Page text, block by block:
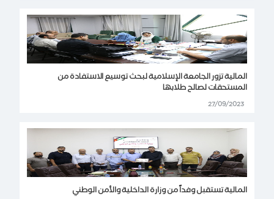
المالية تزور الجامعة الإسلامية لبحث توسيع الاستفادة من
المستحقات لصالح طلابها
27/09/2023
المالية تستقبل وفداً من وزارة الداخلية والأمن الوطني